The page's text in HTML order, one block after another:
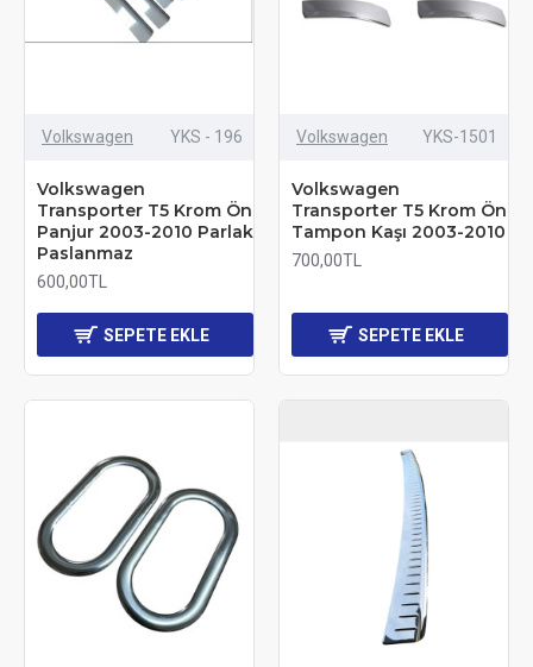
Volkswagen YKS - 196
Volkswagen
Transporter T5 Krom Ön
Panjur 2003-2010 Parlak
Paslanmaz
600,00TL
SEPETE EKLE
Volkswagen YKS-1501
Volkswagen
Transporter T5 Krom Ön
Tampon Kaşı 2003-2010
700,00TL
SEPETE EKLE